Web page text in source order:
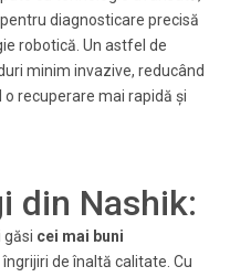
diagnosticare precisă
robotică. Un astfel de
minim invazive, reducând
recuperare mai rapidă și
din Nashik:
găsi cei mai buni
de înaltă calitate. Cu